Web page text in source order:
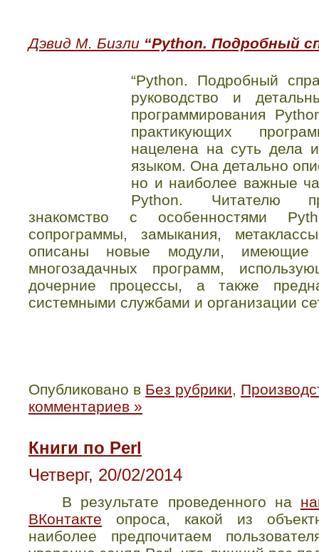
Дэвид М. Бизли “Python. Подробный
“Python. Подробный
руководство и
программирования
практикующих
нацелена на суть дела
языком. Она детально
но и наиболее важные
Python. Читателю
знакомство с особенностями
сопрограммы, замыкания,
описаны новые модули, имеющие
многозадачных программ,
дочерние процессы, а также
системными службами и организации
Опубликовано в Без рубрики,
комментариев »
Книги по Perl
Четверг, 20/02/2014
В результате проведенного на
ВКонтакте опроса, какой из
наиболее предпочитаем